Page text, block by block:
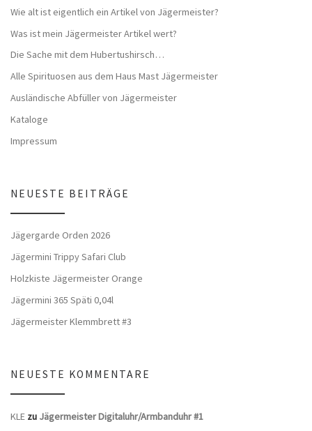
Wie alt ist eigentlich ein Artikel von Jägermeister?
Was ist mein Jägermeister Artikel wert?
Die Sache mit dem Hubertushirsch…
Alle Spirituosen aus dem Haus Mast Jägermeister
Ausländische Abfüller von Jägermeister
Kataloge
Impressum
NEUESTE BEITRÄGE
Jägergarde Orden 2026
Jägermini Trippy Safari Club
Holzkiste Jägermeister Orange
Jägermini 365 Späti 0,04l
Jägermeister Klemmbrett #3
NEUESTE KOMMENTARE
KLE zu Jägermeister Digitaluhr/Armbanduhr #1